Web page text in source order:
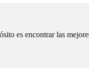
es encontrar las